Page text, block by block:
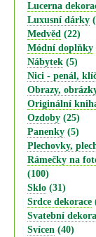
Lucerna
Luxusní dárky
Medvěd (22)
Módní doplňky
Nábytek (5)
Nici - penál,
Obrazy,
Originální
Ozdoby (25)
Panenky (5)
Plechovky,
Rámečky na
(100)
Sklo (31)
Srdce dekorace
Svatební
Svícen (40)